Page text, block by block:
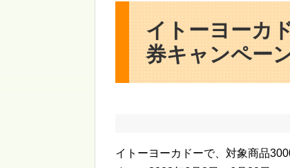
イトーヨーカ
券キャンペー
イトーヨーカドーで、対象商品